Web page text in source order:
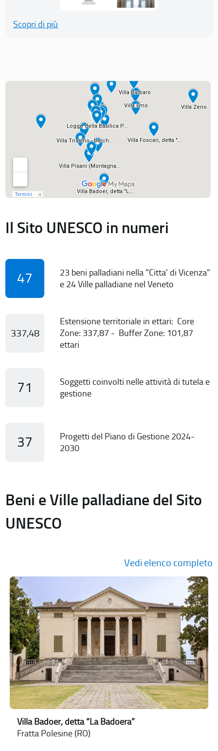
Scopri di più
Il Sito UNESCO in numeri
47
23 beni palladiani nella "Citta' di Vicenza"
e 24 Ville palladiane nel Veneto
337,48
Estensione territoriale in ettari: Core
Zone: 337,87 - Buffer Zone: 101,87
ettari
71
Soggetti coinvolti nelle attività di tutela e
gestione
37
Progetti del Piano di Gestione 2024-
2030
Beni e Ville palladiane del Sito
UNESCO
Vedi elenco completo
Villa Badoer, detta “La Badoera”
Fratta Polesine (RO)